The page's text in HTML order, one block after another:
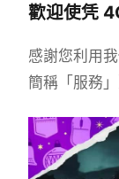
歡迎使凭
感謝您利用
簡稱「服務」